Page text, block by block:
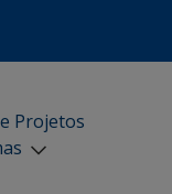
Projetos